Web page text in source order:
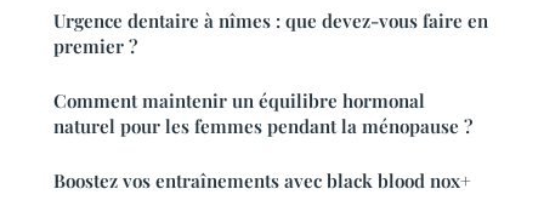
Urgence dentaire à nîmes : que devez-vous faire en
premier ?
Comment maintenir un équilibre hormonal
naturel pour les femmes pendant la ménopause ?
Boostez vos entraînements avec black blood nox+